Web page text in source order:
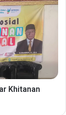
Khitanan